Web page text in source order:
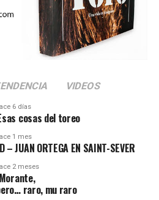
VIDEOS
6 días
cosas del toreo
1 mes
– JUAN ORTEGA EN SAINT-SEVER
2 meses
raro, mu raro